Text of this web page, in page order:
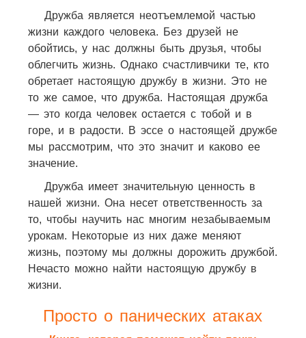
Дружба является неотъемлемой частью
жизни каждого человека. Без друзей не
обойтись, у нас должны быть друзья, чтобы
облегчить жизнь. Однако счастливчики те, кто
обретает настоящую дружбу в жизни. Это не
то же самое, что дружба. Настоящая дружба
— это когда человек остается с тобой и в
горе, и в радости. В эссе о настоящей дружбе
мы рассмотрим, что это значит и каково ее
значение.
Дружба имеет значительную ценность в
нашей жизни. Она несет ответственность за
то, чтобы научить нас многим незабываемым
урокам. Некоторые из них даже меняют
жизнь, поэтому мы должны дорожить дружбой.
Нечасто можно найти настоящую дружбу в
жизни.
Просто о панических атаках